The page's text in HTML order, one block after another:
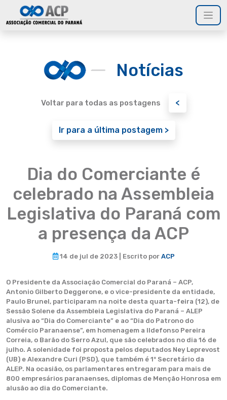
Notícias
Voltar para todas as postagens <
Ir para a última postagem >
Dia do Comerciante é
celebrado na Assembleia
Legislativa do Paraná com
a presença da ACP
14 de jul de 2023 | Escrito por ACP
O Presidente da Associação Comercial do Paraná – ACP,
Antonio Gilberto Deggerone, e o vice-presidente da entidade,
Paulo Brunel, participaram na noite desta quarta-feira (12), de
Sessão Solene da Assembleia Legislativa do Paraná – ALEP
alusiva ao “Dia do Comerciante” e ao “Dia do Patrono do
Comércio Paranaense”, em homenagem a Ildefonso Pereira
Correia, o Barão do Serro Azul, que são celebrados no dia 16 de
julho. A solenidade foi proposta pelos deputados Ney Leprevost
(UB) e Alexandre Curi (PSD), que também é 1º Secretário da
ALEP. Na ocasião, os parlamentares entregaram para mais de
800 empresários paranaenses, diplomas de Menção Honrosa em
alusão ao dia do Comerciante.